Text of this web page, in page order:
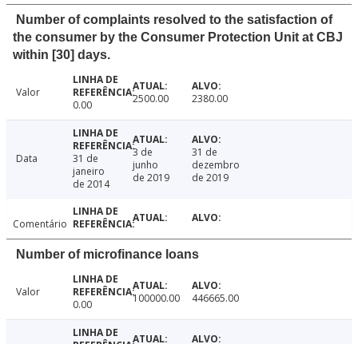
Number of complaints resolved to the satisfaction of
the consumer by the Consumer Protection Unit at CBJ
within [30] days.
Valor
0.00
2500.00 2380.00
Data
31 de
janeiro
de 2014
3 de
junho
de 2019
31 de
dezembro
de 2019
Comentário
Number of microfinance loans
Valor
0.00
100000.00 446665.00